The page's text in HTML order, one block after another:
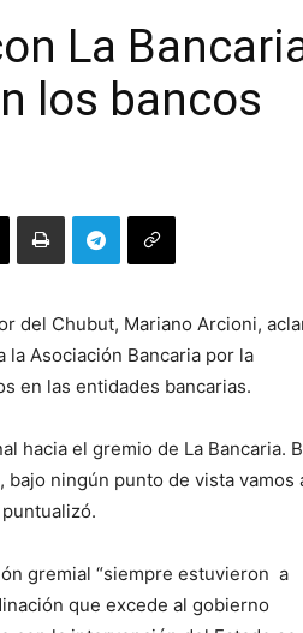
La
los bancos
del Chubut, Mariano Arcioni,
Asociación Bancaria por la
en las entidades bancarias.
hacia el gremio de La Bancaria.
ningún punto de vista vamos
gremial “siempre estuvieron a
que excede al gobierno